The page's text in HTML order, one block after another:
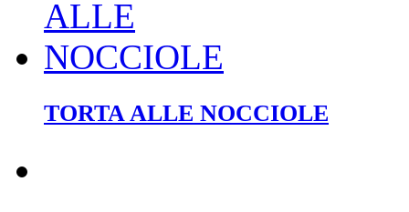
TORTA ALLE NOCCIOLE